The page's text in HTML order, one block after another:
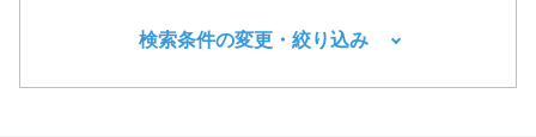
検索条件の変更・絞り込み